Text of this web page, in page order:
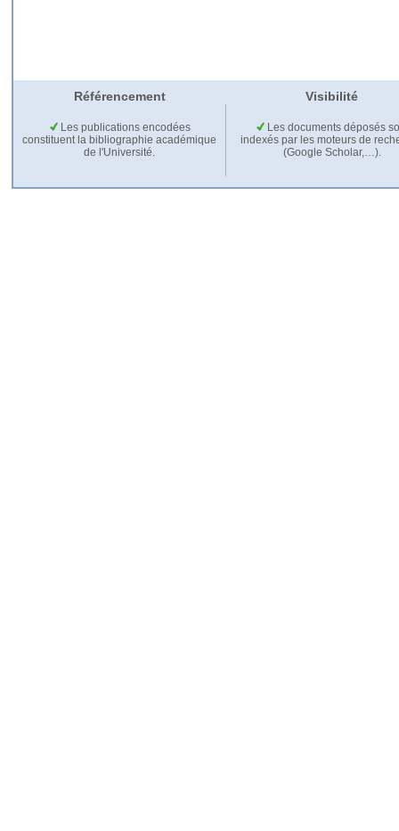
Référencement Visibilité
Les publications encodées
constituent la bibliographie académique
de l'Université.
Les documents déposés
indexés par les moteurs de
(Google Scholar,…).